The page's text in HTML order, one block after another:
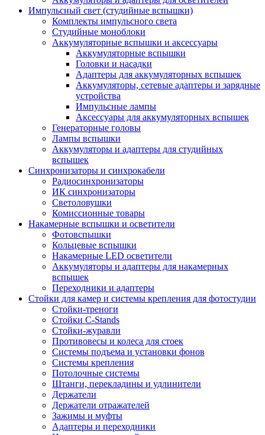
Импульсный свет (студийные вспышки)
Комплекты импульсного света
Студийные моноблоки
Аккумуляторные вспышки и аксессуары
Аккумуляторные вспышки
Головки и насадки
Адаптеры для аккумуляторных вспышек
Аккумуляторы, сетевые адаптеры и зарядные
устройства
Импульсные лампы
Аксессуары для аккумуляторных вспышек
Генераторные головы
Лампы вспышки
Аккумуляторы и адаптеры для студийных
вспышек
Синхронизаторы и синхрокабели
Радиосинхронизаторы
ИК синхронизаторы
Светоловушки
Комиссионные товары
Накамерные вспышки и осветители
Фотовспышки
Кольцевые вспышки
Накамерные LED осветители
Аккумуляторы и адаптеры для накамерных
вспышек
Переходники и адаптеры
Стойки для камер и системы крепления для фотостудии
Стойки-треноги
Стойки C-Stands
Стойки-журавли
Противовесы и колеса для стоек
Системы подъема и установки фонов
Системы крепления
Потолочные системы
Штанги, перекладины и удлинители
Держатели
Держатели отражателей
Зажимы и муфты
Адаптеры и переходники